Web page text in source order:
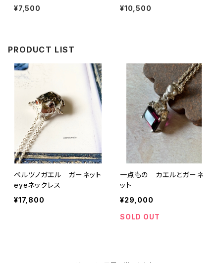
¥7,500 ¥10,500
PRODUCT LIST
ベルツノガエル ガーネット
eyeネックレス
¥17,800
一点もの カエルとガーネ
ット
¥29,000
SOLD OUT